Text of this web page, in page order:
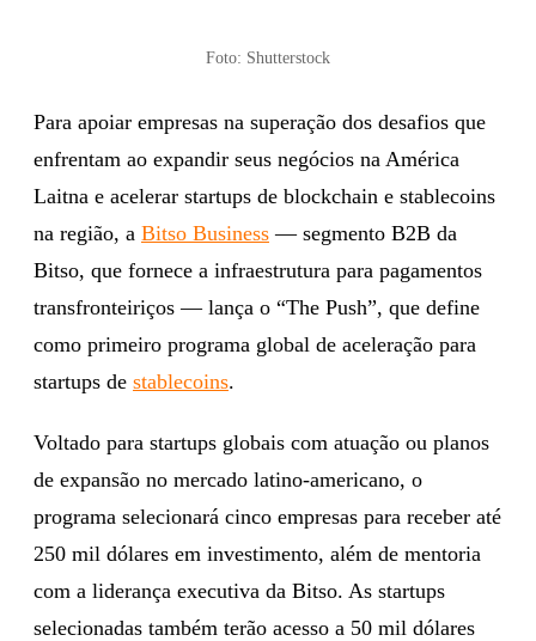
Foto: Shutterstock
Para apoiar empresas na superação dos desafios que
enfrentam ao expandir seus negócios na América
Laitna e acelerar startups de blockchain e stablecoins
na região, a Bitso Business — segmento B2B da
Bitso, que fornece a infraestrutura para pagamentos
transfronteiriços — lança o “The Push”, que define
como primeiro programa global de aceleração para
startups de stablecoins.
Voltado para startups globais com atuação ou planos
de expansão no mercado latino-americano, o
programa selecionará cinco empresas para receber até
250 mil dólares em investimento, além de mentoria
com a liderança executiva da Bitso. As startups
selecionadas também terão acesso a 50 mil dólares